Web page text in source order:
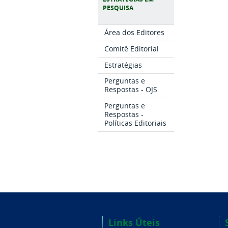
PESQUISA
Área dos Editores
Comitê Editorial
Estratégias
Perguntas e
Respostas - OJS
Perguntas e
Respostas -
Políticas Editoriais
Links Úteis